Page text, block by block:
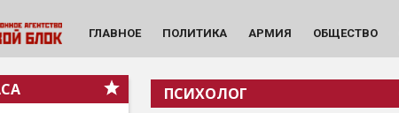
ГЛАВНОЕ ПОЛИТИКА АРМИЯ ОБЩЕСТВО
ПСИХОЛОГ